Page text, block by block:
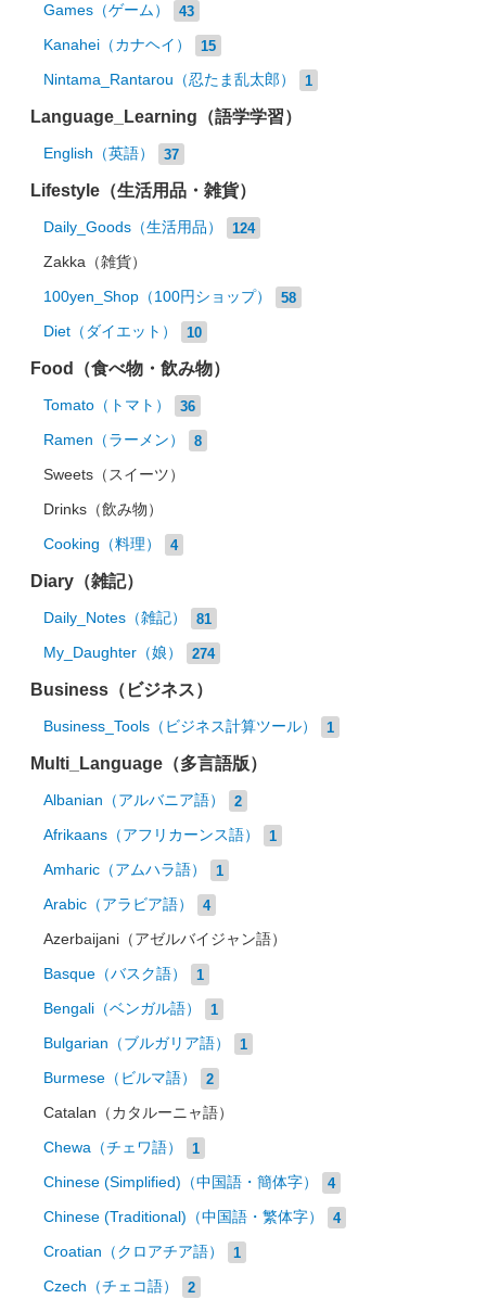
Games（ゲーム） 43
Kanahei（カナヘイ） 15
Nintama_Rantarou（忍たま乱太郎） 1
Language_Learning（語学学習）
English（英語） 37
Lifestyle（生活用品・雑貨）
Daily_Goods（生活用品） 124
Zakka（雑貨）
100yen_Shop（100円ショップ） 58
Diet（ダイエット） 10
Food（食べ物・飲み物）
Tomato（トマト） 36
Ramen（ラーメン） 8
Sweets（スイーツ）
Drinks（飲み物）
Cooking（料理） 4
Diary（雑記）
Daily_Notes（雑記） 81
My_Daughter（娘） 274
Business（ビジネス）
Business_Tools（ビジネス計算ツール） 1
Multi_Language（多言語版）
Albanian（アルバニア語） 2
Afrikaans（アフリカーンス語） 1
Amharic（アムハラ語） 1
Arabic（アラビア語） 4
Azerbaijani（アゼルバイジャン語）
Basque（バスク語） 1
Bengali（ベンガル語） 1
Bulgarian（ブルガリア語） 1
Burmese（ビルマ語） 2
Catalan（カタルーニャ語）
Chewa（チェワ語） 1
Chinese (Simplified)（中国語・簡体字） 4
Chinese (Traditional)（中国語・繁体字） 4
Croatian（クロアチア語） 1
Czech（チェコ語） 2